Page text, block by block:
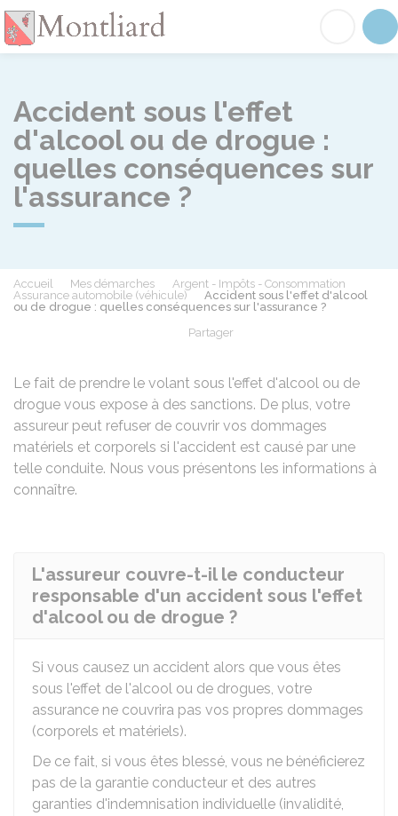
Accident sous l'effet
d'alcool ou de drogue :
quelles conséquences sur
l'assurance ?
Accueil Mes démarches
Argent - Impôts - Consommation
Assurance automobile (véhicule)
Accident sous l'effet d'alcool
ou de drogue : quelles conséquences sur l'assurance ?
Partager
Le fait de prendre le volant sous l'effet d'alcool ou de
drogue vous expose à des sanctions. De plus, votre
assureur peut refuser de couvrir vos dommages
matériels et corporels si l'accident est causé par une
telle conduite. Nous vous présentons les informations à
connaître.
L'assureur couvre-t-il le conducteur
responsable d'un accident sous l'effet
d'alcool ou de drogue ?
Si vous causez un accident alors que vous êtes
sous l'effet de l'alcool ou de drogues, votre
assurance ne couvrira pas vos propres dommages
(corporels et matériels).
De ce fait, si vous êtes blessé, vous ne bénéficierez
pas de la garantie conducteur et des autres
garanties d'indemnisation individuelle (invalidité,